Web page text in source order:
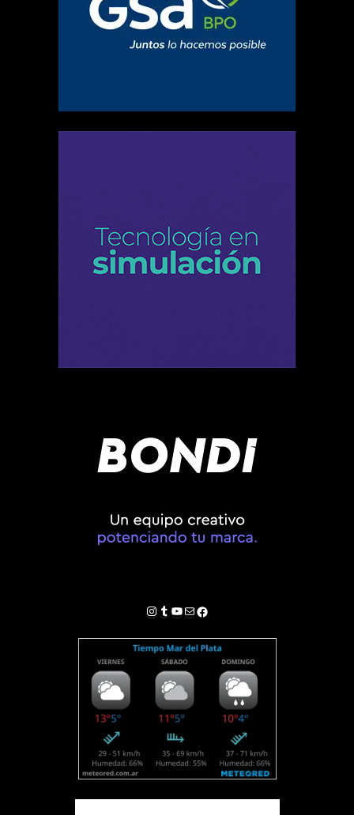
Instagram
Tumblr
YouTube
Correo electrónico
Facebook